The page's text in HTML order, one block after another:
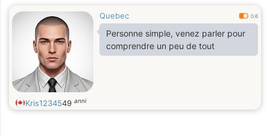
Quebec 0.6
Personne simple, venez parler pour
comprendre un peu de tout
Kris1234549 anni